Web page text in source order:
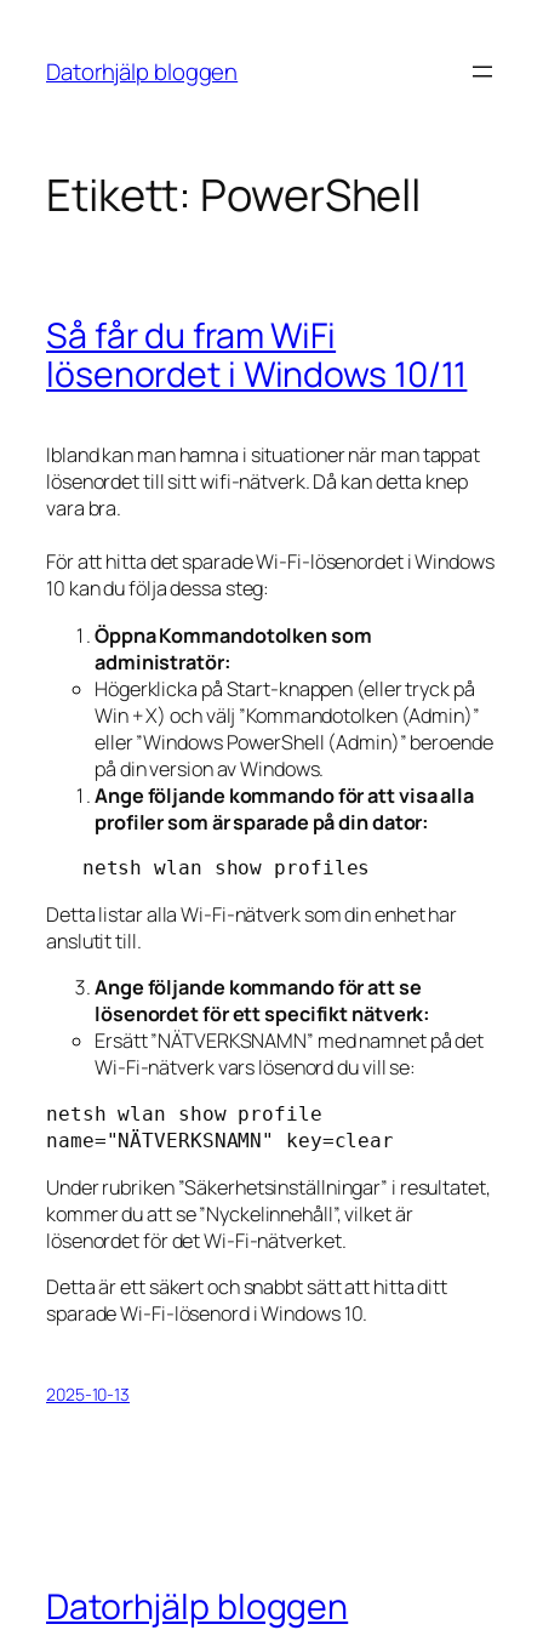
innehåll
Datorhjälp bloggen
Etikett: PowerShell
Så får du fram WiFi
lösenordet i Windows 10/11
Ibland kan man hamna i situationer när man tappat
lösenordet till sitt wifi-nätverk. Då kan detta knep
vara bra.
För att hitta det sparade Wi-Fi-lösenordet i Windows
10 kan du följa dessa steg:
Öppna Kommandotolken som
administratör:
Högerklicka på Start-knappen (eller tryck på
Win + X) och välj ”Kommandotolken (Admin)”
eller ”Windows PowerShell (Admin)” beroende
på din version av Windows.
Ange följande kommando för att visa alla
profiler som är sparade på din dator:
   netsh wlan show profiles
Detta listar alla Wi-Fi-nätverk som din enhet har
anslutit till.
Ange följande kommando för att se
lösenordet för ett specifikt nätverk:
Ersätt ”NÄTVERKSNAMN” med namnet på det
Wi-Fi-nätverk vars lösenord du vill se:
netsh wlan show profile
name="NÄTVERKSNAMN" key=clear
Under rubriken ”Säkerhetsinställningar” i resultatet,
kommer du att se ”Nyckelinnehåll”, vilket är
lösenordet för det Wi-Fi-nätverket.
Detta är ett säkert och snabbt sätt att hitta ditt
sparade Wi-Fi-lösenord i Windows 10.
2025-10-13
Datorhjälp bloggen